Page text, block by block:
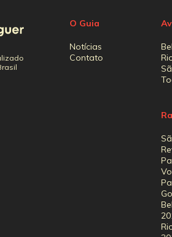
O Guia
Notícias
Contato